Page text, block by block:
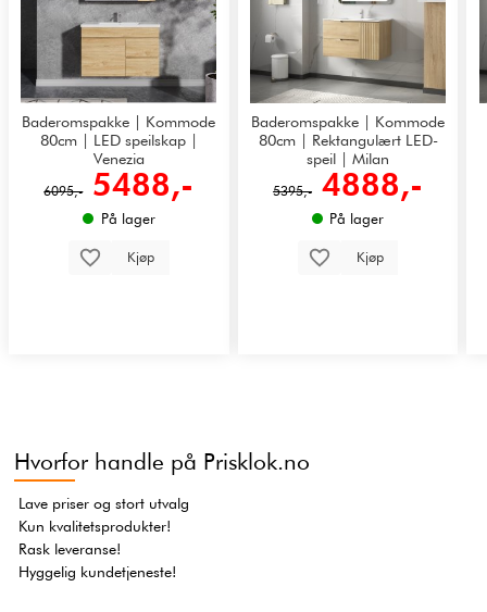
Baderomspakke | Kommode
80cm | LED speilskap |
Venezia
6095,- 5488,-
På lager
Kjøp
Baderomspakke | Kommode
80cm | Rektangulært LED-
speil | Milan
5395,- 4888,-
På lager
Kjøp
Hvorfor handle på Prisklok.no
Lave priser og stort utvalg
Kun kvalitetsprodukter!
Rask leveranse!
Hyggelig kundetjeneste!